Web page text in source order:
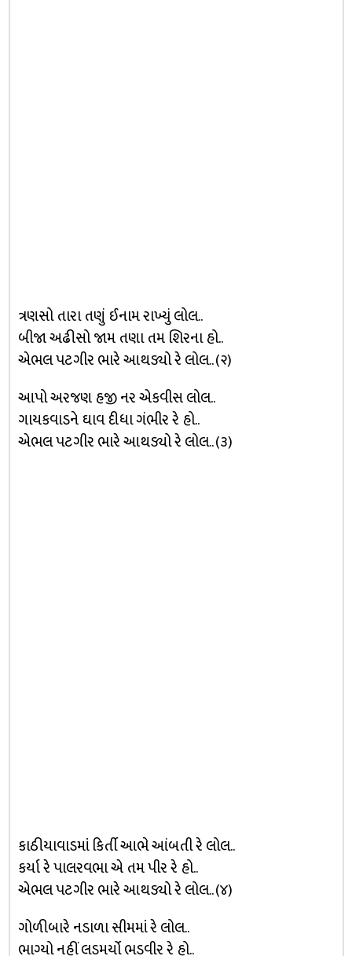
ત્રણસો તારા તણું ઈનામ રાખ્યું લોલ..
બીજા અઢીસો જામ તણા તમ શિરના હો..
એભલ પટગીર ભારે આથડ્યો રે લોલ.. (૨)
આપો અરજણ હજી નર એકવીસ લોલ..
ગાયકવાડને ઘાવ દીધા ગંભીર રે હો..
એભલ પટગીર ભારે આથડ્યો રે લોલ.. (૩)
કાઠીયાવાડમાં કિર્તી આભે આંબતી રે લોલ..
કર્યા રે પાલરવભા એ તમ પીર રે હો..
એભલ પટગીર ભારે આથડ્યો રે લોલ.. (૪)
ગોળીબારે નડાળા સીમમાં રે લોલ..
ભાગ્યો નહીં લડમર્યો ભડવીર રે હો..